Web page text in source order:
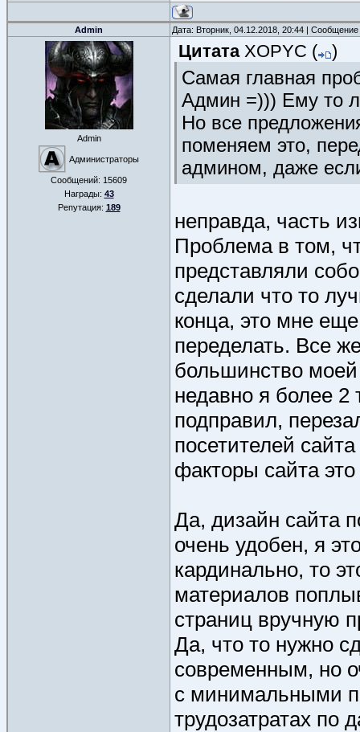
Admin Дата: Вторник, 04.12.2018, 20:44 |
Admin
Администраторы
Сообщений: 15609
Награды: 43
Репутация: 189
Цитата XOPYC ( )
Самая главная
Админ =))) Ему то
Но все
поменяем это,
админом, даже
неправда, часть
Проблема в том,
представляли
сделали что то
конца, это мне
переделать. Все
большинство
недавно я более 2
подправил,
посетителей
факторы сайта это
Да, дизайн сайта
очень удобен, я
кардинально, то
материалов
страниц вручную
Да, что то нужно
современным, но
с минимальными
трудозатратах по